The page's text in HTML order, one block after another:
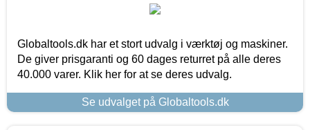
Globaltools.dk har et stort udvalg i værktøj og maskiner.
De giver prisgaranti og 60 dages returret på alle deres
40.000 varer. Klik her for at se deres udvalg.
Se udvalget på Globaltools.dk